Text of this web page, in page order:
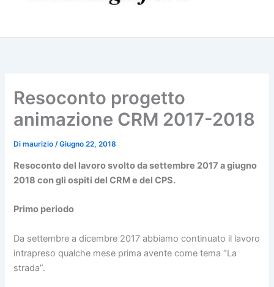
Resoconto progetto
animazione CRM 2017-2018
Dimaurizio /Giugno 22, 2018
Resoconto del lavoro svolto da settembre 2017 a giugno
2018 con gli ospiti del CRM e del CPS.
Primo periodo
Da settembre a dicembre 2017 abbiamo continuato il lavoro
intrapreso qualche mese prima avente come tema “La
strada”.